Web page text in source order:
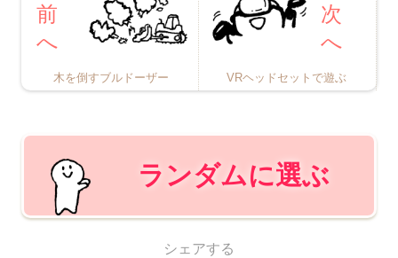
木を倒すブルドーザー VRヘッドセットで遊ぶ
ランダムに選ぶ
シェアする